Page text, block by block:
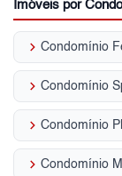
Imóveis por
keyboard_arrow_right Condomínio
keyboard_arrow_right Condomínio
keyboard_arrow_right
keyboard_arrow_right Condomínio